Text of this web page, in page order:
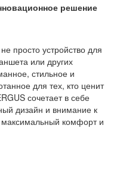
решение
просто устройство для
или других
стильное и
для тех, кто ценит
сочетает в себе
дизайн и внимание к
комфорт и